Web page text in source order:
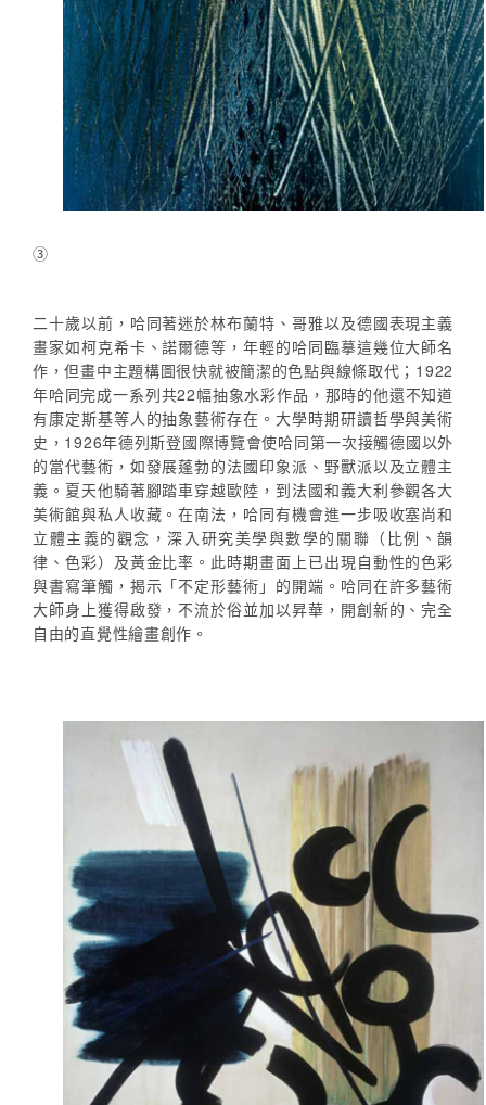
③
二十歲以前，哈同著迷於林布蘭特、哥雅以及德國表現主義
畫家如柯克希卡、諾爾德等，年輕的哈同臨摹這幾位大師名
作，但畫中主題構圖很快就被簡潔的色點與線條取代；1922
年哈同完成一系列共22幅抽象水彩作品，那時的他還不知道
有康定斯基等人的抽象藝術存在。大學時期研讀哲學與美術
史，1926年德列斯登國際博覽會使哈同第一次接觸德國以外
的當代藝術，如發展蓬勃的法國印象派、野獸派以及立體主
義。夏天他騎著腳踏車穿越歐陸，到法國和義大利參觀各大
美術館與私人收藏。在南法，哈同有機會進一步吸收塞尚和
立體主義的觀念，深入研究美學與數學的關聯（比例、韻
律、色彩）及黃金比率。此時期畫面上已出現自動性的色彩
與書寫筆觸，揭示「不定形藝術」的開端。哈同在許多藝術
大師身上獲得啟發，不流於俗並加以昇華，開創新的、完全
自由的直覺性繪畫創作。